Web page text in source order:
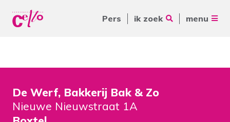
Pers ik zoek menu
Voor vrijwilligers
Voor verwijzers
Waar kunnen wij jou mee
helpen?
De Werf, Bakkerij Bak & Zo
Nieuwe Nieuwstraat 1A